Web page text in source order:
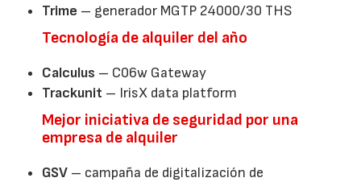
Trime – generador MGTP 24000/30 THS
Tecnología de alquiler del año
Calculus – C06w Gateway
Trackunit – IrisX data platform
Mejor iniciativa de seguridad por una
empresa de alquiler
GSV – campaña de digitalización de